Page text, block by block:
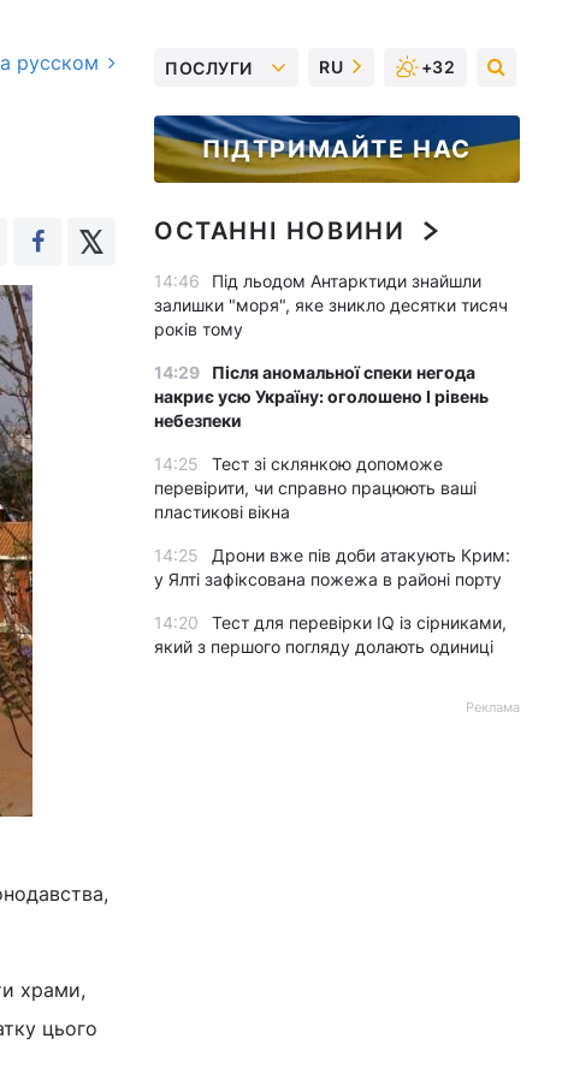
русском
храми,
цього
ПОСЛУГИ RU +32
ПІДТРИМАЙТЕ НАС
ОСТАННІ НОВИНИ
14:46
Під льодом Антарктиди знайшли
залишки "моря", яке зникло десятки тисяч
років тому
14:29
Після аномальної спеки негода
накриє усю Україну: оголошено І рівень
небезпеки
14:25
Тест зі склянкою допоможе
перевірити, чи справно працюють ваші
пластикові вікна
14:25
Дрони вже пів доби атакують Крим:
у Ялті зафіксована пожежа в районі порту
14:20
Тест для перевірки IQ із сірниками,
який з першого погляду долають одиниці
Реклама